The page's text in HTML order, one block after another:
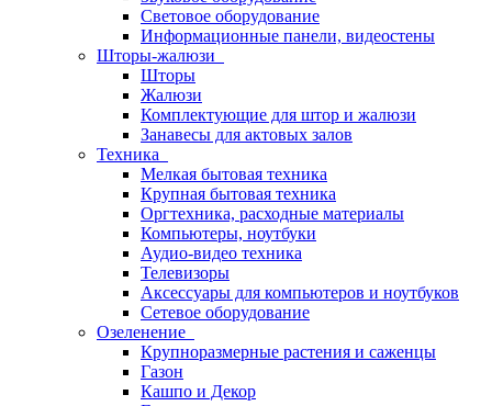
Световое оборудование
Информационные панели, видеостены
Шторы-жалюзи
Шторы
Жалюзи
Комплектующие для штор и жалюзи
Занавесы для актовых залов
Техника
Мелкая бытовая техника
Крупная бытовая техника
Оргтехника, расходные материалы
Компьютеры, ноутбуки
Аудио-видео техника
Телевизоры
Аксессуары для компьютеров и ноутбуков
Сетевое оборудование
Озеленение
Крупноразмерные растения и саженцы
Газон
Кашпо и Декор